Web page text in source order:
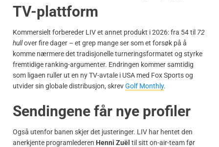
TV-plattform
Kommersielt forbereder LIV et annet produkt i 2026: fra 54 til 72
hullover fire dager – et grep mange ser som et forsøk på å
komme nærmere det tradisjonelle turneringsformatet og styrke
fremtidige ranking-argumenter. Endringen kommer samtidig
som ligaen ruller ut en ny TV-avtale i USA med Fox Sports og
utvider sin globale distribusjon, skrevGolf Monthly.
Sendingene får nye profiler
Også utenfor banen skjer det justeringer. LIV har hentet den
anerkjente programlederen Henni Zuël til sitt on-air-team før